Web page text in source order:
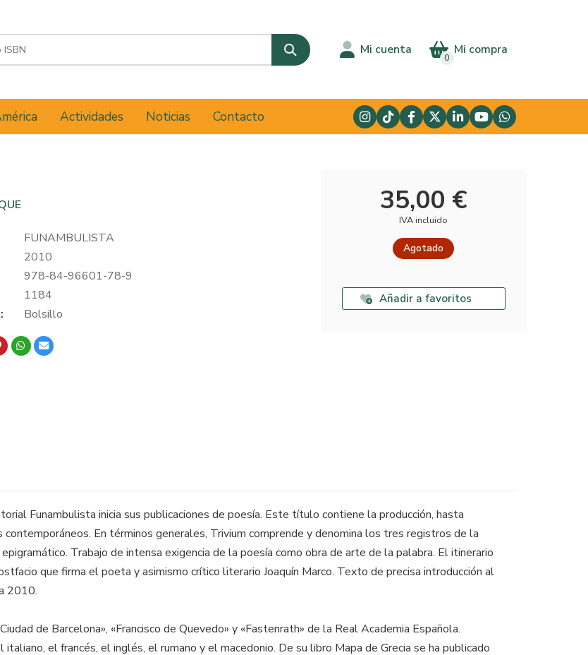
Mi cuenta Mi compra
0
Actividades Noticias Contacto
FUNAMBULISTA
2010
978-84-96601-78-9
1184
Bolsillo
35,00 €
IVA incluido
Agotado
Añadir a favoritos
Funambulista inicia sus publicaciones de poesía. Este título contiene la producción, hasta
En términos generales, Trivium comprende y denomina los tres registros de la
Trabajo de intensa exigencia de la poesía como obra de arte de la palabra. El itinerario
que firma el poeta y asimismo crítico literario Joaquín Marco. Texto de precisa introducción al
2010.
de Barcelona», «Francisco de Quevedo» y «Fastenrath» de la Real Academia Española.
el francés, el inglés, el rumano y el macedonio. De su libro Mapa de Grecia se ha publicado